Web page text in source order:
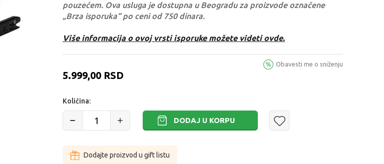
pouzećem. Ova usluga je dostupna u Beogradu za proizvode označene
„Brza isporuka“ po ceni od 750 dinara.
Više informacija o ovoj vrsti isporuke možete videti ovde.
5.999,00 RSD
Obavesti me o sniženju
Količina:
DODAJ U KORPU
Dodajte proizvod u gift listu